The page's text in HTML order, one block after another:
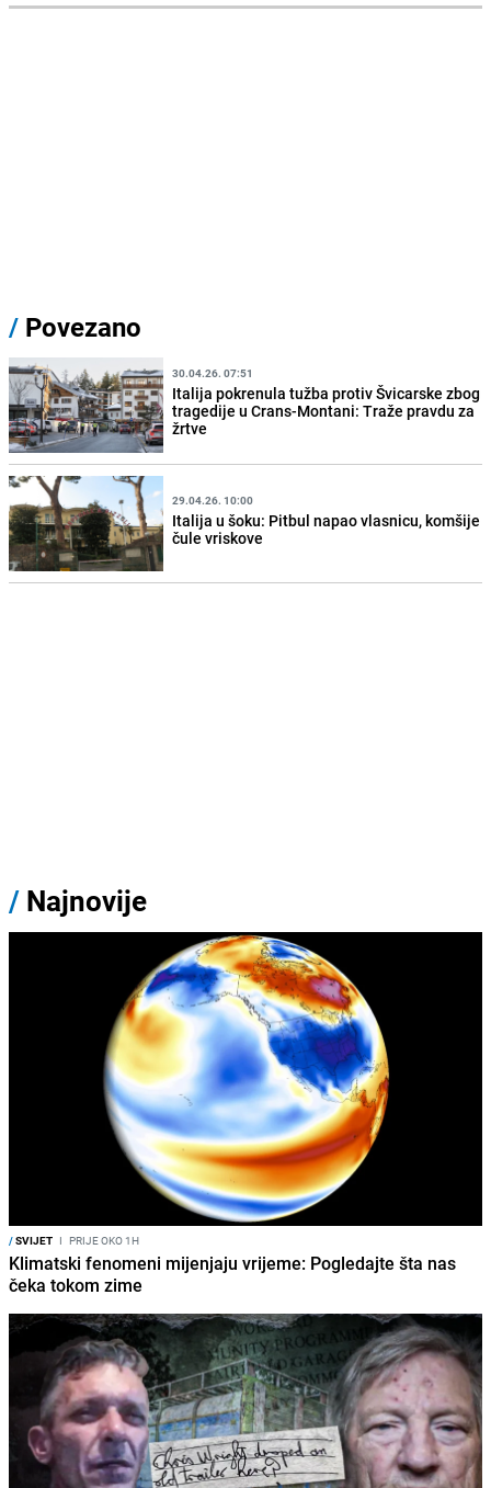
/ Povezano
30.04.26. 07:51
Italija pokrenula tužba protiv Švicarske zbog
tragedije u Crans-Montani: Traže pravdu za
žrtve
29.04.26. 10:00
Italija u šoku: Pitbul napao vlasnicu, komšije
čule vriskove
/ Najnovije
/SVIJET I PRIJE OKO 1H
Klimatski fenomeni mijenjaju vrijeme: Pogledajte šta nas
čeka tokom zime